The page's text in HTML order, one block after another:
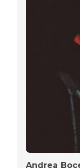
Andrea